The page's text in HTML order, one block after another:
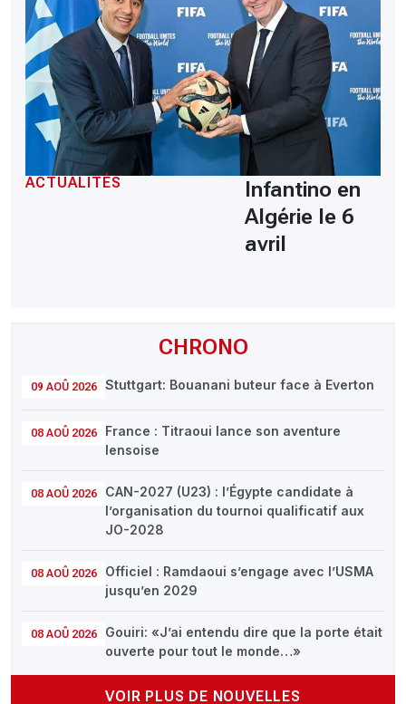
CHRONO
09 AOÛ 2026 Stuttgart: Bouanani buteur face à Everton
08 AOÛ 2026
France : Titraoui lance son aventure
lensoise
08 AOÛ 2026
CAN-2027 (U23) : l’Égypte candidate à
l’organisation du tournoi qualificatif aux
JO-2028
08 AOÛ 2026
Officiel : Ramdaoui s’engage avec l’USMA
jusqu’en 2029
08 AOÛ 2026
Gouiri: «J’ai entendu dire que la porte était
ouverte pour tout le monde…»
VOIR PLUS DE NOUVELLES
ACTUALITÉS
Infantino en
Algérie le 6
avril